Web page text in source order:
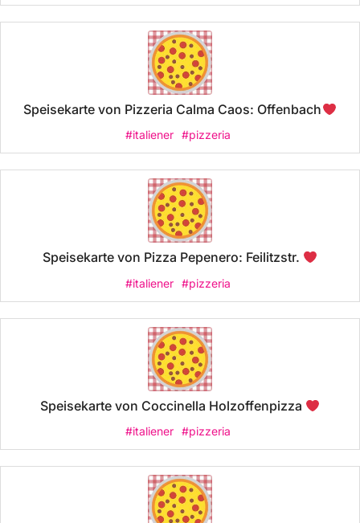
Speisekarte von Pizzeria Calma Caos: Offenbach
#italiener #pizzeria
Speisekarte von Pizza Pepenero: Feilitzstr.
#italiener #pizzeria
Speisekarte von Coccinella Holzoffenpizza
#italiener #pizzeria